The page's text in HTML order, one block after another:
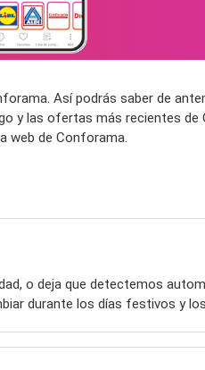
Así podrás saber de
y las ofertas más recientes de
web de Conforama.
o deja que detectemos
durante los días festivos y